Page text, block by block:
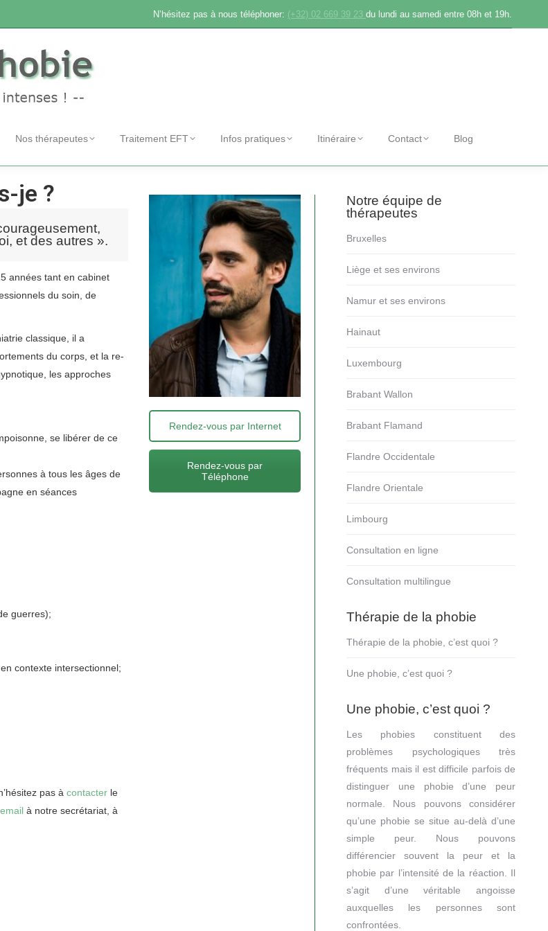
N’hésitez pas à nous téléphoner: (+32) 02 669 39 23 du lundi au samedi entre 08h et 19h.
Nos thérapeutes Traitement EFT Infos pratiques Itinéraire Contact Blog
je ?
et des autres ».
années tant en cabinet
du soin, de
classique, il a
du corps, et la re-
les approches
se libérer de ce
à tous les âges de
en séances
guerres);
contexte intersectionnel;
pas à contacter le
à notre secrétariat, à
Rendez-vous par Internet
Rendez-vous par
Téléphone
Notre équipe de
thérapeutes
Bruxelles
Liège et ses environs
Namur et ses environs
Hainaut
Luxembourg
Brabant Wallon
Brabant Flamand
Flandre Occidentale
Flandre Orientale
Limbourg
Consultation en ligne
Consultation multilingue
Thérapie de la phobie
Thérapie de la phobie, c’est quoi ?
Une phobie, c’est quoi ?
Une phobie, c’est quoi ?
Les phobies constituent des
problèmes psychologiques très
fréquents mais il est difficile parfois de
distinguer une phobie d’une peur
normale. Nous pouvons considérer
qu’une phobie se situe au-delà d’une
simple peur. Nous pouvons
différencier souvent la peur et la
phobie par l’intensité de la réaction. Il
s’agit d’une véritable angoisse
auxquelles les personnes sont
confrontées.